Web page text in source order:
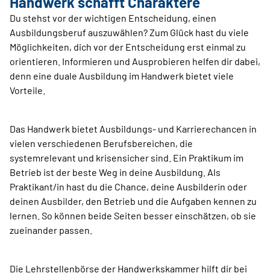
Du stehst vor der wichtigen Entscheidung, einen
Ausbildungsberuf auszuwählen? Zum Glück hast du viele
Möglichkeiten, dich vor der Entscheidung erst einmal zu
orientieren. Informieren und Ausprobieren helfen dir dabei,
denn eine duale Ausbildung im Handwerk bietet viele
Vorteile.
Das Handwerk bietet Ausbildungs- und Karrierechancen in
vielen verschiedenen Berufsbereichen, die
systemrelevant und krisensicher sind. Ein Praktikum im
Betrieb ist der beste Weg in deine Ausbildung. Als
Praktikant/in hast du die Chance, deine Ausbilderin oder
deinen Ausbilder, den Betrieb und die Aufgaben kennen zu
lernen. So können beide Seiten besser einschätzen, ob sie
zueinander passen.
Die Lehrstellenbörse der Handwerkskammer hilft dir bei